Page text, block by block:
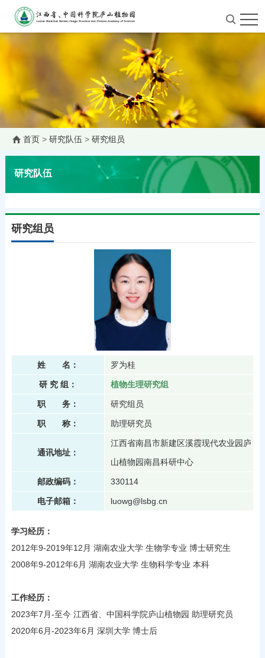
首页> 研究队伍 > 研究组员
研究队伍
研究组员
姓 名： 罗为桂
研 究 组： 植物生理研究组
职 务： 研究组员
职 称： 助理研究员
通讯地址：
江西省南昌市新建区溪霞现代农业园庐
山植物园南昌科研中心
邮政编码： 330114
电子邮箱： luowg@lsbg.cn
学习经历：
2012年9-2019年12月 湖南农业大学 生物学专业 博士研究生
2008年9-2012年6月 湖南农业大学 生物科学专业 本科
工作经历：
2023年7月-至今 江西省、中国科学院庐山植物园 助理研究员
2020年6月-2023年6月 深圳大学 博士后